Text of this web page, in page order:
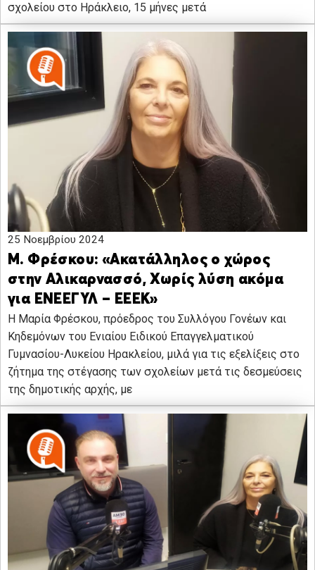
σχολείου στο Ηράκλειο, 15 μήνες μετά
25 Νοεμβρίου 2024
Μ. Φρέσκου: «Ακατάλληλος ο χώρος
στην Αλικαρνασσό, Χωρίς λύση ακόμα
για ΕΝΕΕΓΥΛ – ΕΕΕΚ»
Η Μαρία Φρέσκου, πρόεδρος του Συλλόγου Γονέων και
Κηδεμόνων του Ενιαίου Ειδικού Επαγγελματικού
Γυμνασίου-Λυκείου Ηρακλείου, μιλά για τις εξελίξεις στο
ζήτημα της στέγασης των σχολείων μετά τις δεσμεύσεις
της δημοτικής αρχής, με